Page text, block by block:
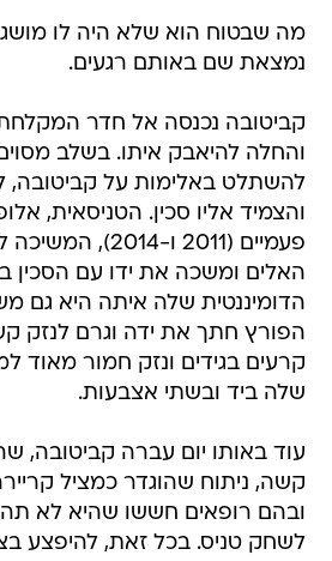
מה שבטוח הוא שלא היה לו
נמצאת שם באותם רגעים.
קביטובה נכנסה אל חדר
והחלה להיאבק איתו. בשלב
להשתלט באלימות על קביטובה,
והצמיד אליו סכין. הטניסאית,
פעמיים (2011 ו-
האלים ומשכה את ידו עם הסכין
הדומיננטית שלה איתה היא גם
הפורץ חתך את ידה וגרם לנזק
קרעים בגידים ונזק חמור מאוד
שלה ביד ובשתי אצבעות.
עוד באותו יום עברה קביטובה,
קשה, ניתוח שהוגדר כמציל
ובהם רופאים חששו שהיא לא
לשחק טניס. בכל זאת, להיפצע